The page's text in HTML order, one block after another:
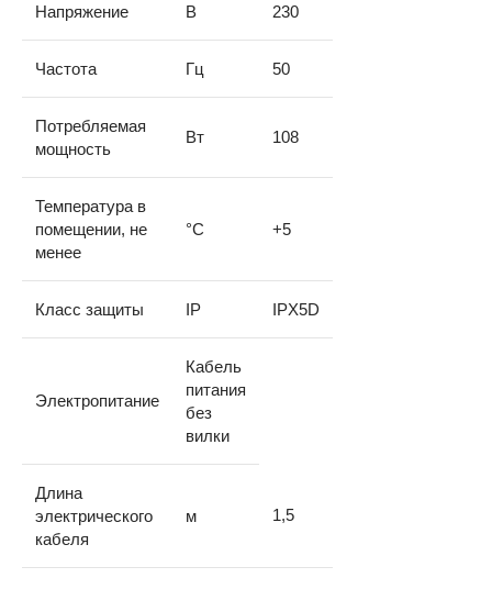
Напряжение В 230
Частота Гц 50
Потребляемая
мощность
Вт 108
Температура в
помещении, не
менее
°C +5
Класс защиты IP IPX5D
Электропитание
Кабель
питания
без
вилки
Длина
электрического
кабеля
м 1,5